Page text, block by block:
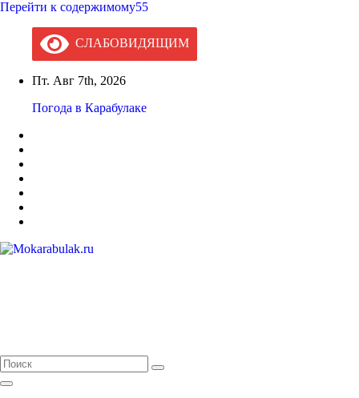
Перейти к содержимому55
СЛАБОВИДЯЩИМ
Пт. Авг 7th, 2026
Погода в Карабулаке